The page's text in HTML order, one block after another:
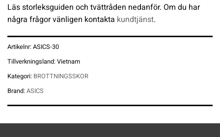
Läs storleksguiden och tvättråden nedanför. Om du har
några frågor vänligen kontakta kundtjänst.
Artikelnr:ASICS-30
Tillverkningsland:Vietnam
Kategori: BROTTNINGSSKOR
Brand:ASICS